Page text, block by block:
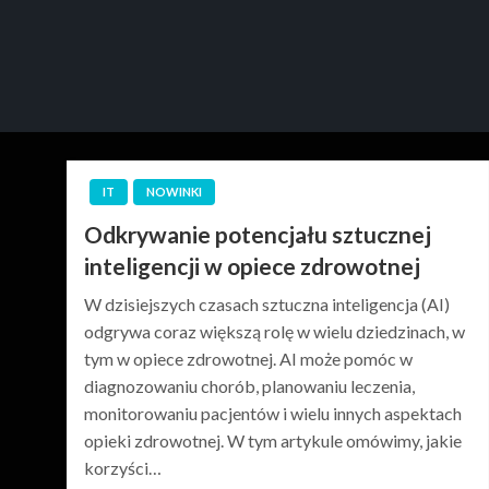
IT NOWINKI
Odkrywanie potencjału sztucznej
inteligencji w opiece zdrowotnej
W dzisiejszych czasach sztuczna inteligencja (AI)
odgrywa coraz większą rolę w wielu dziedzinach, w
tym w opiece zdrowotnej. AI może pomóc w
diagnozowaniu chorób, planowaniu leczenia,
monitorowaniu pacjentów i wielu innych aspektach
opieki zdrowotnej. W tym artykule omówimy, jakie
korzyści…